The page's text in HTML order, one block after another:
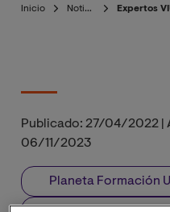
Inicio Noticias Expertos
Publicado: 27/04/2022
06/11/2023
Planeta Formación